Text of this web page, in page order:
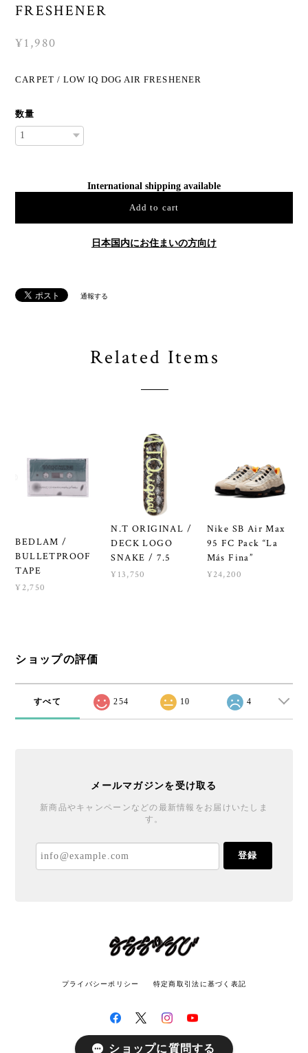
FRESHENER
¥1,980
CARPET / LOW IQ DOG AIR FRESHENER
数量
International shipping available
Add to cart
日本国内にお住まいの方向け
通報する
Related Items
BEDLAM /
BULLETPROOF
TAPE
¥2,750
N.T ORIGINAL /
DECK LOGO
SNAKE / 7.5
¥13,750
Nike SB Air Max
95 FC Pack “La
Más Fina”
¥24,200
ショップの評価
すべて 254 10 4
メールマガジンを受け取る
新商品やキャンペーンなどの最新情報をお届けいたしま
す。
登録
プライバシーポリシー 特定商取引法に基づく表記
© LATITUDE All rights reserved.
ショップに質問する